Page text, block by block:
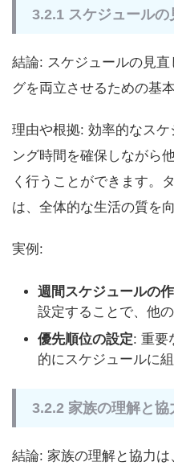
3.2.1 スケジュールの
結論: スケジュールの見
グを両立させるための基本
理由や根拠: 効率的なス
ング時間を確保しながら
く行うことができます。
は、全体的な生活の質を
実例:
週間スケジュールの
設定することで、他
優先順位の設定: 重要
的にスケジュールに組
3.2.2 家族の理解と協
結論: 家族の理解と協力